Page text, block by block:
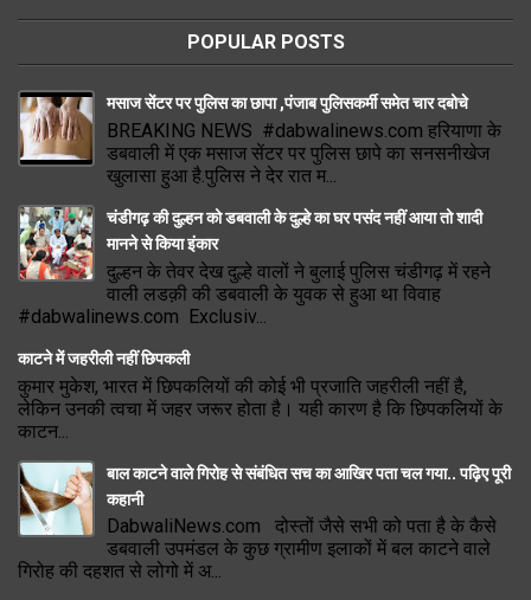
POPULAR POSTS
मसाज सेंटर पर पुलिस का छापा ,पंजाब पुलिसकर्मी समेत चार दबोचे
BREAKING NEWS #dabwalinews.com हरियाणा के
डबवाली में एक मसाज सेंटर पर पुलिस छापे का सनसनीखेज
खुलासा हुआ है.पुलिस ने देर रात म...
चंडीगढ़ की दुल्हन को डबवाली के दुल्हे का घर पसंद नहीं आया तो शादी
मानने से किया इंकार
दुल्हन के तेवर देख दुल्हे वालों ने बुलाई पुलिस चंडीगढ़ में रहने
वाली लडक़ी की डबवाली के युवक से हुआ था विवाह
#dabwalinews.com Exclusiv...
काटने में जहरीली नहीं छिपकली
कुमार मुकेश, भारत में छिपकलियों की कोई भी प्रजाति जहरीली नहीं है,
लेकिन उनकी त्वचा में जहर जरूर होता है। यही कारण है कि छिपकलियों के
काटन...
बाल काटने वाले गिरोह से संबंधित सच का आखिर पता चल गया.. पढ़िए पूरी
कहानी
DabwaliNews.com दोस्तों जैसे सभी को पता है के कैसे
डबवाली उपमंडल के कुछ ग्रामीण इलाकों में बल काटने वाले
गिरोह की दहशत से लोगो में अ...